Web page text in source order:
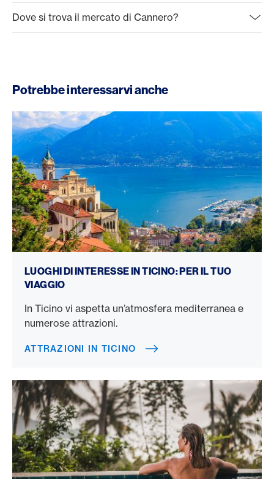
Dove si trova il mercato di Cannero?
Potrebbe interessarvi anche
LUOGHI DI INTERESSE IN TICINO: PER IL TUO
VIAGGIO
In Ticino vi aspetta un’atmosfera mediterranea e
numerose attrazioni.
ATTRAZIONI IN TICINO